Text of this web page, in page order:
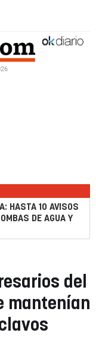
HASTA 10 AVISOS
DE AGUA Y
del
mantenían